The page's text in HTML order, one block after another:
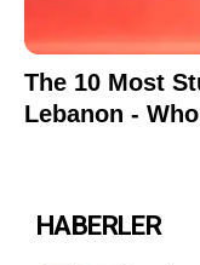
HABERLER